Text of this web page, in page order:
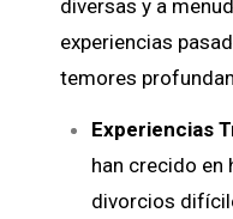
diversas y a
experiencias
temores
Experiencias
han crecido en
divorcios